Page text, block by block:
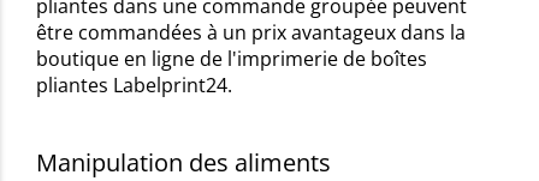
pliantes dans une commande groupée peuvent
être commandées à un prix avantageux dans la
boutique en ligne de l'imprimerie de boîtes
pliantes Labelprint24.
Manipulation des aliments